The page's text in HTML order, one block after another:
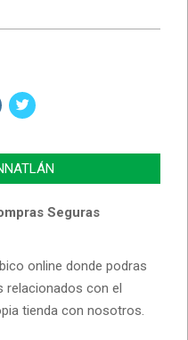
Seguras
online donde podras
relacionados con el
tienda con nosotros.